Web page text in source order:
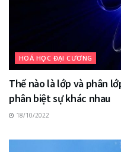
HOÁ HỌC ĐẠI CƯƠNG
Thế nào là lớp và phân
phân biệt sự khác nhau
18/10/2022